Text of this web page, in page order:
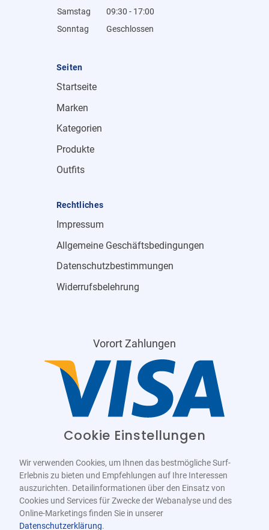
Samstag
09:30 - 17:00
Sonntag
Geschlossen
Seiten
Startseite
Marken
Kategorien
Produkte
Outfits
Rechtliches
Impressum
Allgemeine Geschäftsbedingungen
Datenschutzbestimmungen
Widerrufsbelehrung
Vorort Zahlungen
Cookie Einstellungen
Wir verwenden Cookies, um Ihnen das bestmögliche Surf-
Erlebnis zu bieten und Empfehlungen auf Ihre Interessen
auszurichten. Detailinformationen über den Einsatz von
Cookies und Services für Zwecke der Webanalyse und des
Online-Marketings finden Sie in unserer
Datenschutzerklärung.